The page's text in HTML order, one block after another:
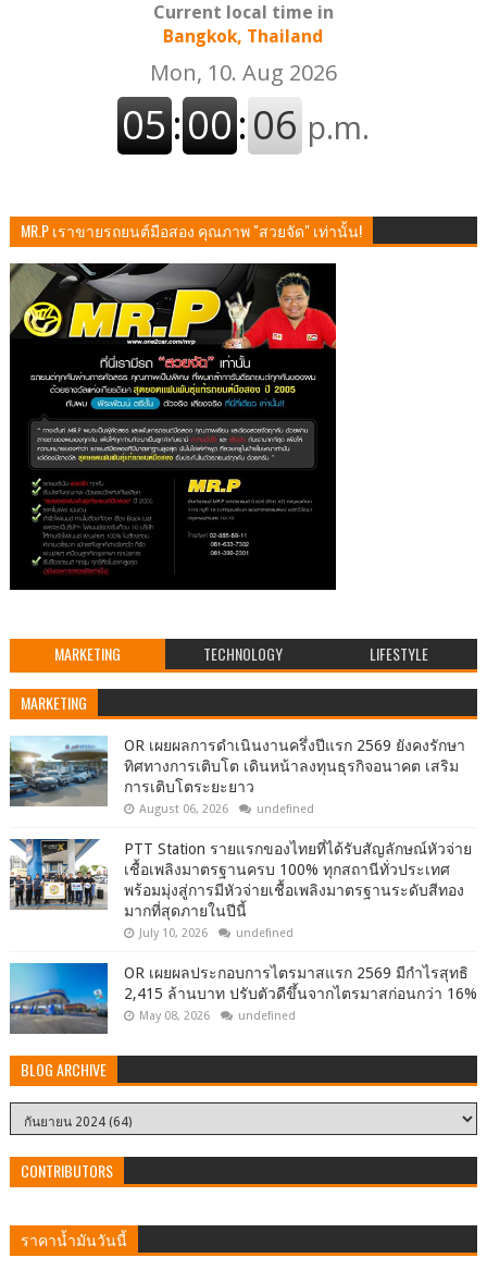
Current local time in
Bangkok, Thailand
MR.P เราขายรถยนต์มือสอง คุณภาพ "สวยจัด" เท่านั้น!
MARKETING TECHNOLOGY LIFESTYLE
MARKETING
OR เผยผลการดำเนินงานครึ่งปีแรก 2569 ยังคงรักษา
ทิศทางการเติบโต เดินหน้าลงทุนธุรกิจอนาคต เสริม
การเติบโตระยะยาว
August 06, 2026 undefined
PTT Station รายแรกของไทยที่ได้รับสัญลักษณ์หัวจ่าย
เชื้อเพลิงมาตรฐานครบ 100% ทุกสถานีทั่วประเทศ
พร้อมมุ่งสู่การมีหัวจ่ายเชื้อเพลิงมาตรฐานระดับสีทอง
มากที่สุดภายในปีนี้
July 10, 2026 undefined
OR เผยผลประกอบการไตรมาสแรก 2569 มีกำไรสุทธิ
2,415 ล้านบาท ปรับตัวดีขึ้นจากไตรมาสก่อนกว่า 16%
May 08, 2026 undefined
BLOG ARCHIVE
CONTRIBUTORS
ราคาน้ำมันวันนี้